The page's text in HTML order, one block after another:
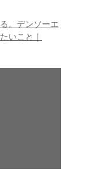
。デンソーエ
いこと｜